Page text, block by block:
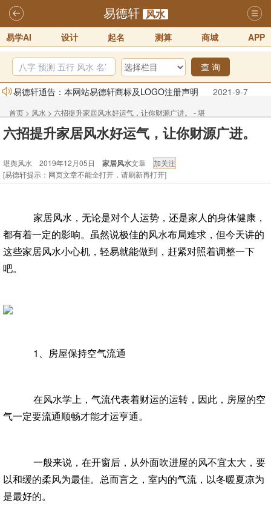
易德轩 风水
易学AI 设计 起名 测算 商城 APP
查 询
易德轩通告：本网站易德轩商标及LOGO注册声明
2021-9-7
易德轩易学ai，ai批八字紫微命理相学，ai智能体客服系统开通，欢迎
体验！！
2025-07-01
2025-07-01
2026年化太岁锦囊属马、鼠、牛、龙、兔、狗、鸡生肖化太岁开始预
2026丙午年铁笔居士精批年运说明
2025-10-12
易德轩首席风水大师铁笔居士简介！！
2021-9-2
首页 > 风水 > 六招提升家居风水好运气，让你财源广进。 - 堪
舆风水
六招提升家居风水好运气，让你财源广进。
堪舆风水 2019年12月05日 家居风水文章
[易德轩提示：网页文章不能全打开，请刷新再打开]
家居风水，无论是对个人运势，还是家人的身体健康，
都有着一定的影响。虽然说极佳的风水布局难求，但今天讲的
这些家居风水小心机，轻易就能做到，赶紧对照着调整一下
吧。
1、房屋保持空气流通
在风水学上，气流代表着财运的运转，因此，房屋的空
气一定要流通顺畅才能才运亨通。
一般来说，在开窗后，从外面吹进屋的风不宜太大，要
以和缓的柔风为最佳。总而言之，室内的气流，以冬暖夏凉为
是最好的。